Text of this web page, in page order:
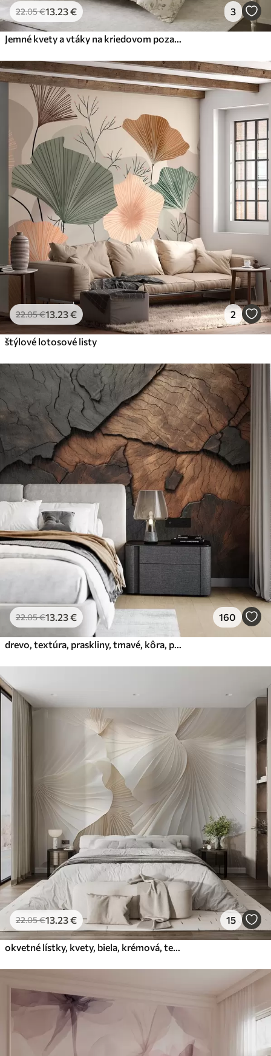
22.05€13 .23€ 3
22.05€13 .23€ 2
štýlové lotosové listy
22.05€13 .23€ 160
22.05€13 .23€ 15